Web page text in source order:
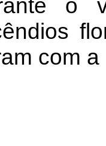
o
com